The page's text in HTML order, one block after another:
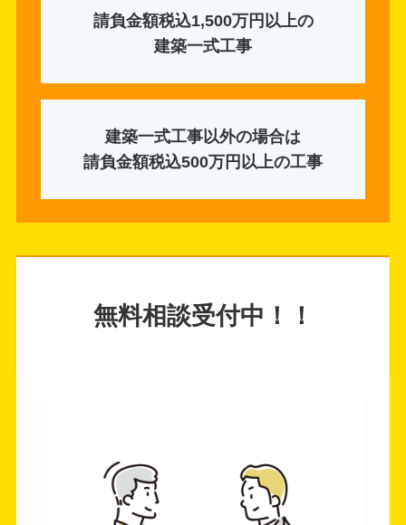
請負金額税込1,500万円以上の
建築一式工事
建築一式工事以外の場合は
請負金額税込500万円以上の工事
無料相談受付中！！